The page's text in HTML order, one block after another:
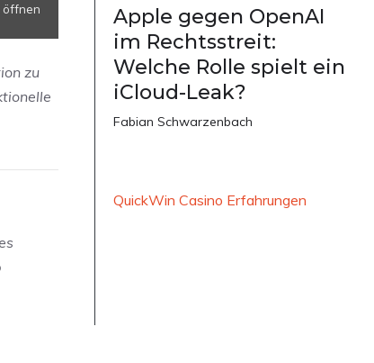
öffnen
zu
Apple gegen OpenAI
im Rechtsstreit:
Welche Rolle spielt ein
iCloud-Leak?
Fabian Schwarzenbach
QuickWin Casino Erfahrungen